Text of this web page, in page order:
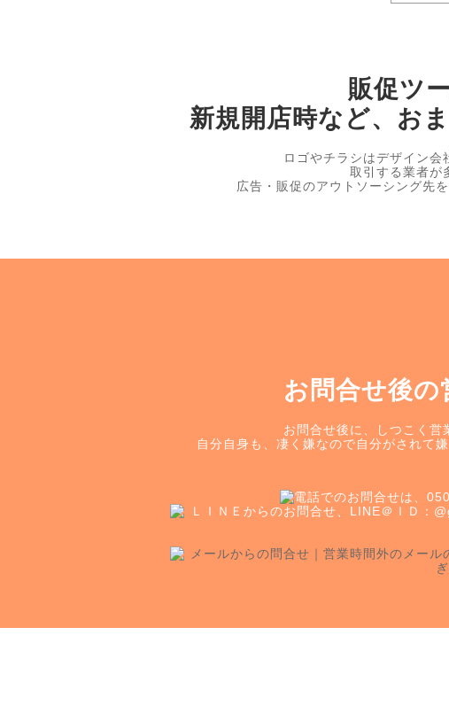
販促ツ
新規開店時など、お
ロゴやチラシはデザイン
取引する業者が
広告・販促のアウトソーシング先
お問合せ後の
お問合せ後に、しつこく営
自分自身も、凄く嫌なので自分がされて